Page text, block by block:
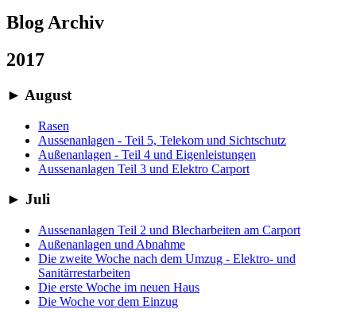
Blog Archiv
2017
► August
Rasen
Aussenanlagen - Teil 5, Telekom und Sichtschutz
Außenanlagen - Teil 4 und Eigenleistungen
Aussenanlagen Teil 3 und Elektro Carport
► Juli
Aussenanlagen Teil 2 und Blecharbeiten am Carport
Außenanlagen und Abnahme
Die zweite Woche nach dem Umzug - Elektro- und
Sanitärrestarbeiten
Die erste Woche im neuen Haus
Die Woche vor dem Einzug